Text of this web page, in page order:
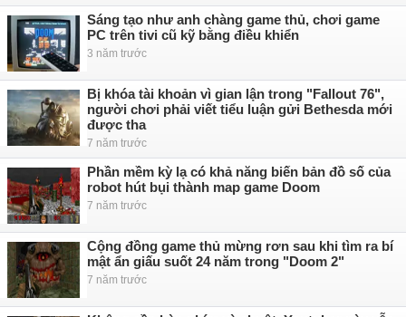
Sáng tạo như anh chàng game thủ, chơi game
PC trên tivi cũ kỹ bằng điều khiển
3 năm trước
Bị khóa tài khoản vì gian lận trong "Fallout 76",
người chơi phải viết tiểu luận gửi Bethesda mới
được tha
7 năm trước
Phần mềm kỳ lạ có khả năng biến bản đồ số của
robot hút bụi thành map game Doom
7 năm trước
Cộng đồng game thủ mừng rơn sau khi tìm ra bí
mật ẩn giấu suốt 24 năm trong "Doom 2"
7 năm trước